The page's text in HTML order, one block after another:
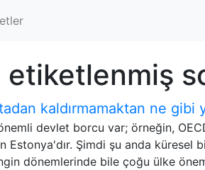
kaldırmamaktan ne gibi
devlet borcu var; örneğin,
Estonya'dır. Şimdi şu anda
dönemlerinde bile çoğu ülke